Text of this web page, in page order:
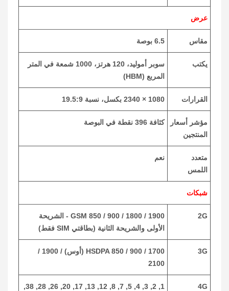
عرض
مقاس 6.5 بوصة
يكتب
سوبر أموليد، 120 هرتز، 1000 شمعة في المتر
المربع (HBM)
القرارات 1080 × 2340 بكسل، نسبة 19.5:9
مؤشر أسعار
المنتجين
كثافة 396 نقطة في البوصة
متعدد
اللمس
نعم
شبكات
2G
GSM 850 / 900 / 1800 / 1900 - الشريحة
الأولى والشريحة الثانية (بطاقتي SIM فقط)
3G
HSDPA 850 / 900 / 1700 (أوس) / 1900 /
2100
4G
1, 2, 3, 4, 5, 7, 8, 12, 13, 17, 20, 26, 28, 38,